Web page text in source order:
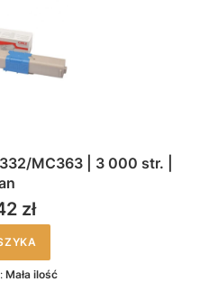
MC363 | 3 000 str. |
zł
Mała ilość